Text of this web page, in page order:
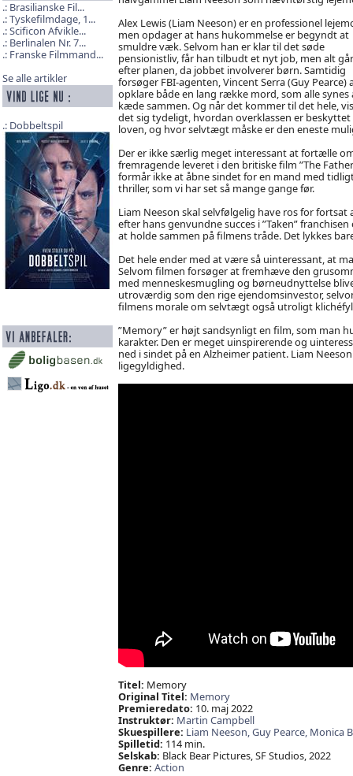
Brasilianske Fil...
Tyskefilmdage, 1...
Scificon Afvikle...
Berlinalen Nr. 7...
Franske Filmmand...
Se alle artikler
Dobbeltspil
Alex Lewis (Liam Neeson) er en professionel
men opdager at hans hukommelse er begyndt at
smuldre væk. Selvom han er klar til det søde
pensionistliv, får han tilbudt et nyt job, men alt
efter planen, da jobbet involverer børn. Samtidig
forsøger FBI-agenten, Vincent Serra (Guy Pearce)
opklare både en lang række mord, som alle synes
kæde sammen. Og når det kommer til det hele,
det sig tydeligt, hvordan overklassen er beskyttet
loven, og hvor selvtægt måske er den eneste
Der er ikke særlig meget interessant at fortælle
fremragende leveret i den britiske film ”The
formår ikke at åbne sindet for en mand med
thriller, som vi har set så mange gange før.
Liam Neeson skal selvfølgelig have ros for
efter hans genvundne succes i ”Taken”
at holde sammen på filmens tråde. Det lykkes
Det hele ender med at være så uinteressant, at
Selvom filmen forsøger at fremhæve den
med menneskesmugling og børneudnyttelse
utroværdig som den rige ejendomsinvestor,
filmens morale om selvtægt også utroligt
”Memory” er højt sandsynligt en film, som man
karakter. Den er meget uinspirerende og
ned i sindet på en Alzheimer patient. Liam
ligegyldighed.
Titel: Memory
Original Titel: Memory
Premieredato: 10. maj 2022
Instruktør: Martin Campbell
Skuespillere: Liam Neeson,Guy Pearce, Monica
Spilletid: 114 min.
Selskab: Black Bear Pictures, SF Studios, 2022
Genre: Action